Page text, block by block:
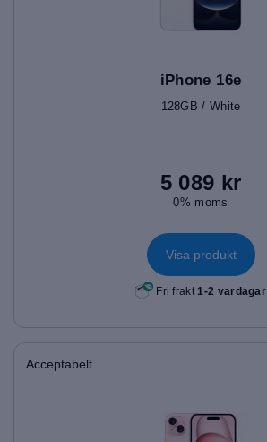
iPhone 16e
128GB / White
5 089 kr
0% moms
Visa produkt
Fri frakt1-2 vardagar
Acceptabelt